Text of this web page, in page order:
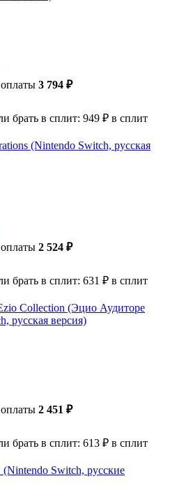
3 794 ₽
брать в сплит: 949 ₽ в сплит
(Nintendo Switch, русская
2 524 ₽
брать в сплит: 631 ₽ в сплит
Collection (Эцио Аудиторе
русская версия)
2 451 ₽
брать в сплит: 613 ₽ в сплит
Switch, русские